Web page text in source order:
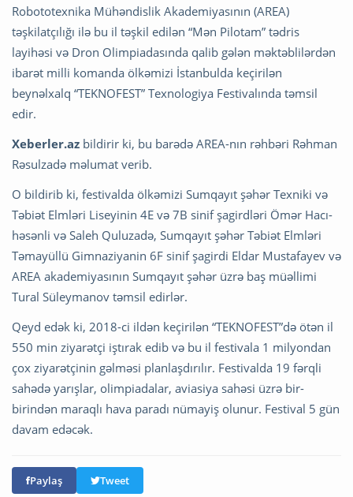
Robototexnika Mühəndislik Akademiyasının (AREA)
təşkilatçılığı ilə bu il təşkil edilən “Mən Pilotam” tədris
layihəsi və Dron Olimpiadasında qalib gələn məktəblilərdən
ibarət milli komanda ölkəmizi İstanbulda keçirilən
beynəlxalq “TEKNOFEST” Texnologiya Festivalında təmsil
edir.
Xeberler.az bildirir ki, bu barədə AREA-nın rəhbəri Rəhman
Rəsulzadə məlumat verib.
O bildirib ki, festivalda ölkəmizi Sumqayıt şəhər Texniki və
Təbiət Elmləri Liseyinin 4E və 7B sinif şagirdləri Ömər Hacı-
həsənli və Saleh Quluzadə, Sumqayıt şəhər Təbiət Elmləri
Təmayüllü Gimnaziyanin 6F sinif şagirdi Eldar Mustafayev və
AREA akademiyasının Sumqayıt şəhər üzrə baş müəllimi
Tural Süleymanov təmsil edirlər.
Qeyd edək ki, 2018-ci ildən keçirilən “TEKNOFEST”də ötən il
550 min ziyarətçi iştırak edib və bu il festivala 1 milyondan
çox ziyarətçinin gəlməsi planlaşdırılır. Festivalda 19 fərqli
sahədə yarışlar, olimpiadalar, aviasiya sahəsi üzrə bir-
birindən maraqlı hava paradı nümayiş olunur. Festival 5 gün
davam edəcək.
Paylaş Tweet